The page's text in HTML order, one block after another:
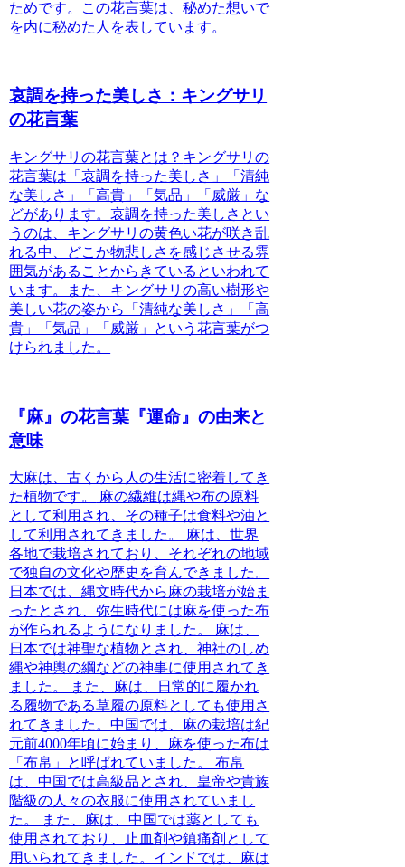
ためです。この花言葉は、秘めた想いで
を内に秘めた人を表しています。
哀調を持った美しさ：キングサリ
の花言葉
キングサリの花言葉とは？ キングサリの
花言葉は「哀調を持った美しさ」「清純
な美しさ」「高貴」「気品」「威厳」な
どがあります。哀調を持った美しさとい
うのは、キングサリの黄色い花が咲き乱
れる中、どこか物悲しさを感じさせる雰
囲気があることからきているといわれて
います。また、キングサリの高い樹形や
美しい花の姿から「清純な美しさ」「高
貴」「気品」「威厳」という花言葉がつ
けられました。
『麻』の花言葉『運命』の由来と
意味
大麻は、古くから人の生活に密着してき
た植物です。
麻の繊維は縄や布の原料
として利用され、その種子は食料や油と
して利用されてきました。 麻は、世界
各地で栽培されており、それぞれの地域
で独自の文化や歴史を育んできました。
日本では、縄文時代から麻の栽培が始ま
ったとされ、弥生時代には麻を使った布
が作られるようになりました。 麻は、
日本では神聖な植物とされ、神社のしめ
縄や神輿の綱などの神事に使用されてき
ました。 また、麻は、日常的に履かれ
る履物である草履の原料としても使用さ
れてきました。中国では、麻の栽培は紀
元前4000年頃に始まり、麻を使った布は
「布帛」と呼ばれていました。 布帛
は、中国では高級品とされ、皇帝や貴族
階級の人々の衣服に使用されていまし
た。 また、麻は、中国では薬としても
使用されており、止血剤や鎮痛剤として
用いられてきました。インドでは、麻は